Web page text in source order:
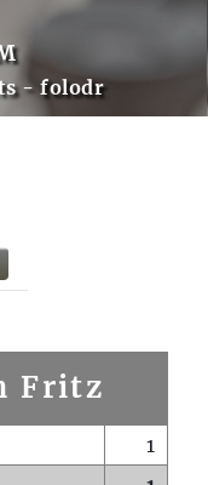
- folodr
Fritz
1